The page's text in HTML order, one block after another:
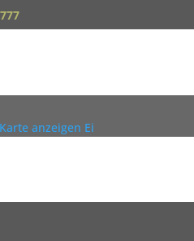
anzeigen Ei